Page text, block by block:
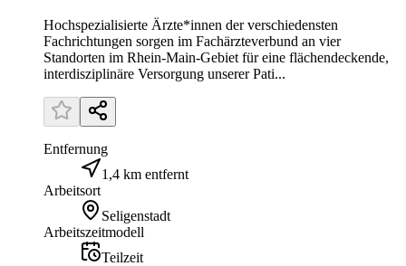
Hochspezialisierte Ärzte*innen der verschiedensten
Fachrichtungen sorgen im Fachärzteverbund an vier
Standorten im Rhein-Main-Gebiet für eine flächendeckende,
interdisziplinäre Versorgung unserer Pati...
Entfernung
1,4 km entfernt
Arbeitsort
Seligenstadt
Arbeitszeitmodell
Teilzeit